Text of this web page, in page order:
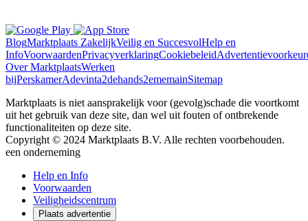
BlogMarktplaats ZakelijkVeilig en SuccesvolHelp en
InfoVoorwaardenPrivacyverklaringCookiebeleid
Over MarktplaatsWerken
bijPerskamerAdevinta2dehands2ememainSitemap
Marktplaats is niet aansprakelijk voor (gevolg)schade die voortkomt
uit het gebruik van deze site, dan wel uit fouten of ontbrekende
functionaliteiten op deze site.
Copyright © 2024 Marktplaats B.V. Alle rechten voorbehouden.
een onderneming
Help en Info
Voorwaarden
Veiligheidscentrum
Plaats advertentie